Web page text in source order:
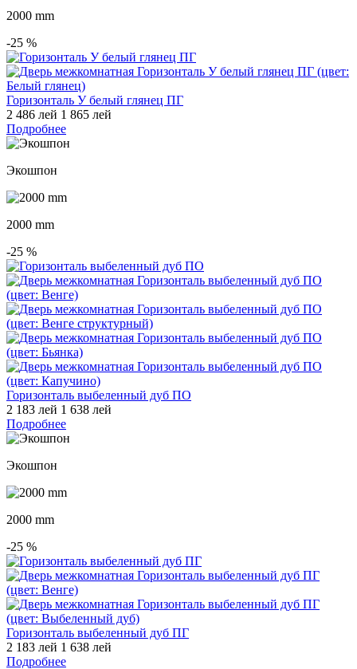
2000 mm
-25 %
Горизонталь У белый глянец ПГ
2 486 лей 1 865 лей
Подробнее
Экошпон
2000 mm
-25 %
Горизонталь выбеленный дуб ПО
2 183 лей 1 638 лей
Подробнее
Экошпон
2000 mm
-25 %
Горизонталь выбеленный дуб ПГ
2 183 лей 1 638 лей
Подробнее